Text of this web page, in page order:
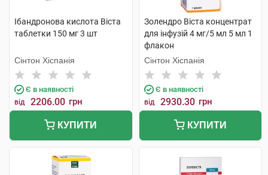
Ібандронова кислота Віста
таблетки 150 мг 3 шт
Сінтон Хіспанія
Є в наявності
від 2206.00 грн
КУПИТИ
Золендро Віста концентрат
для інфузій 4 мг/5 мл 5 мл 1
флакон
Сінтон Хіспанія
Є в наявності
від 2930.30 грн
КУПИТИ